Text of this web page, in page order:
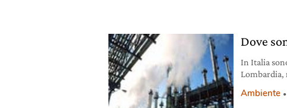
Dove
In Italia
Lombardia,
incidente
Ambiente